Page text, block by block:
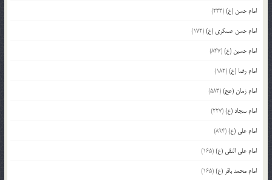
امام حسن (ع)(233)
امام حسن عسکری (ع)(172)
امام حسین (ع)(847)
امام رضا (ع)(182)
امام زمان (عج)(583)
امام سجاد (ع)(227)
امام علی (ع)(894)
امام علی النقی (ع)(165)
امام محمد باقر (ع)(165)